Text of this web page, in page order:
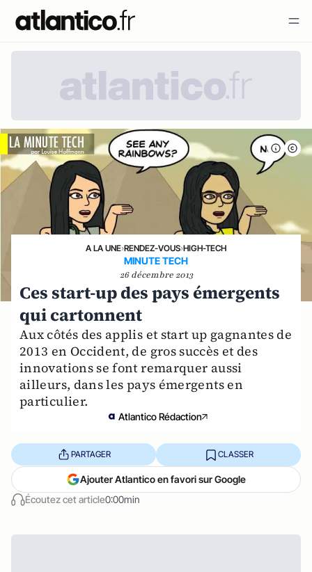
A LA UNE›RENDEZ-VOUS›HIGH-TECH
MINUTE TECH
26 décembre 2013
Ces start-up des pays émergents
qui cartonnent
Aux côtés des applis et start up gagnantes de
2013 en Occident, de gros succès et des
innovations se font remarquer aussi
ailleurs, dans les pays émergents en
particulier.
Atlantico Rédaction
Écoutez cet article0:00min
PARTAGER CLASSER
Ajouter Atlantico en favori sur Google